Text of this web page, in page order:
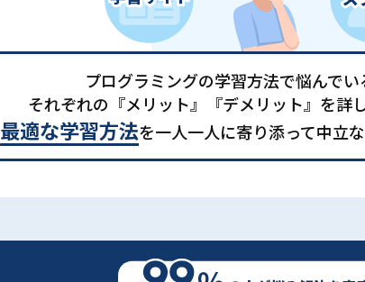
プログラミングの学習方法で悩んでい
それぞれの『メリット』『デメリット』を詳
最適な学習方法を一人一人に寄り添って中立